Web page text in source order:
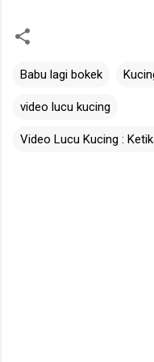
Babu lagi bokek
video lucu kucing
Video Lucu Kucing :